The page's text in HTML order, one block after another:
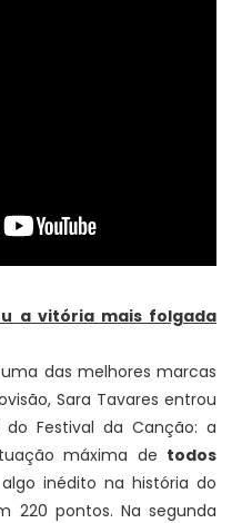
a vitória mais folgada
das melhores marcas
Sara Tavares entrou
Festival da Canção: a
máxima de todos
inédito na história do
220 pontos. Na segunda